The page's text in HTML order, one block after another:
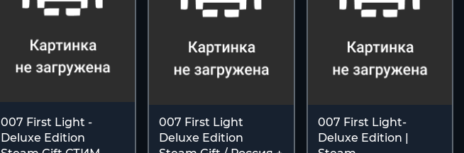
007 First Light -
Deluxe Edition
007 First Light
Deluxe Edition
007 First Light-
Deluxe Edition |